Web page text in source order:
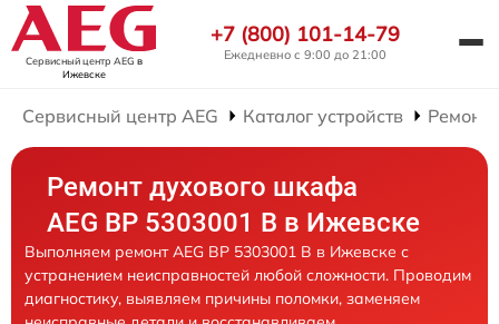
Сервисный центр AEG в
Ижевске
+7 (800) 101-14-79
Ежедневно с 9:00 до 21:00
Сервисный центр AEG Каталог устройств
Ремонт духового шкафа
AEG BP 5303001 B в Ижевске
Выполняем ремонт AEG BP 5303001 B в Ижевске с
устранением неисправностей любой сложности. Проводим
диагностику, выявляем причины поломки, заменяем